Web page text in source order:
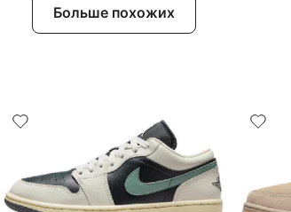
Больше похожих